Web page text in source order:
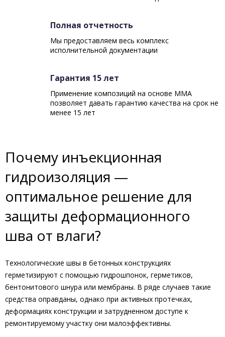
Полная отчетность
Мы предоставляем весь комплекс
исполнительной документации
Гарантия 15 лет
Применение композиций на основе ММА
позволяет давать гарантию качества на срок не
менее 15 лет
Почему инъекционная
гидроизоляция —
оптимальное решение для
защиты деформационного
шва от влаги?
Технологические швы в бетонных конструкциях
герметизируют с помощью гидрошпонок, герметиков,
бентонитового шнура или мембраны. В ряде случаев такие
средства оправданы, однако при активных протечках,
деформациях конструкции и затрудненном доступе к
ремонтируемому участку они малоэффективны.